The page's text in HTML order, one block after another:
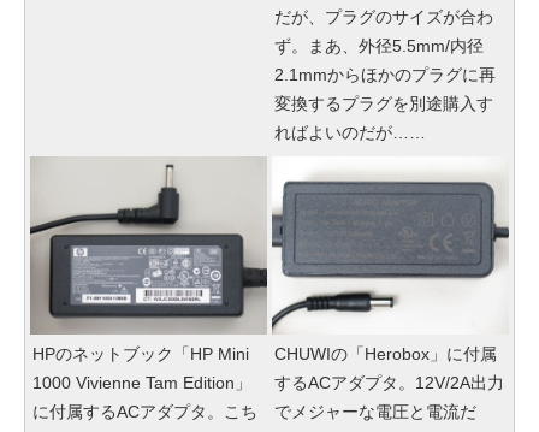
だが、プラグのサイズが合わ
ず。まあ、外径5.5mm/内径
2.1mmからほかのプラグに再
変換するプラグを別途購入す
ればよいのだが……
HPのネットブック「HP Mini
1000 Vivienne Tam Edition」
に付属するACアダプタ。こち
CHUWIの「Herobox」に付属
するACアダプタ。12V/2A出力
でメジャーな電圧と電流だ